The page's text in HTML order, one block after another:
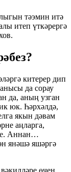
тәэмин итә
итеп үткәрергә
китерер дип
да сорау
да, аның узган
юк. Һәрхәлдә,
якын дәвам
аңларга,
Аннан…
янәшә яшәргә
өчен